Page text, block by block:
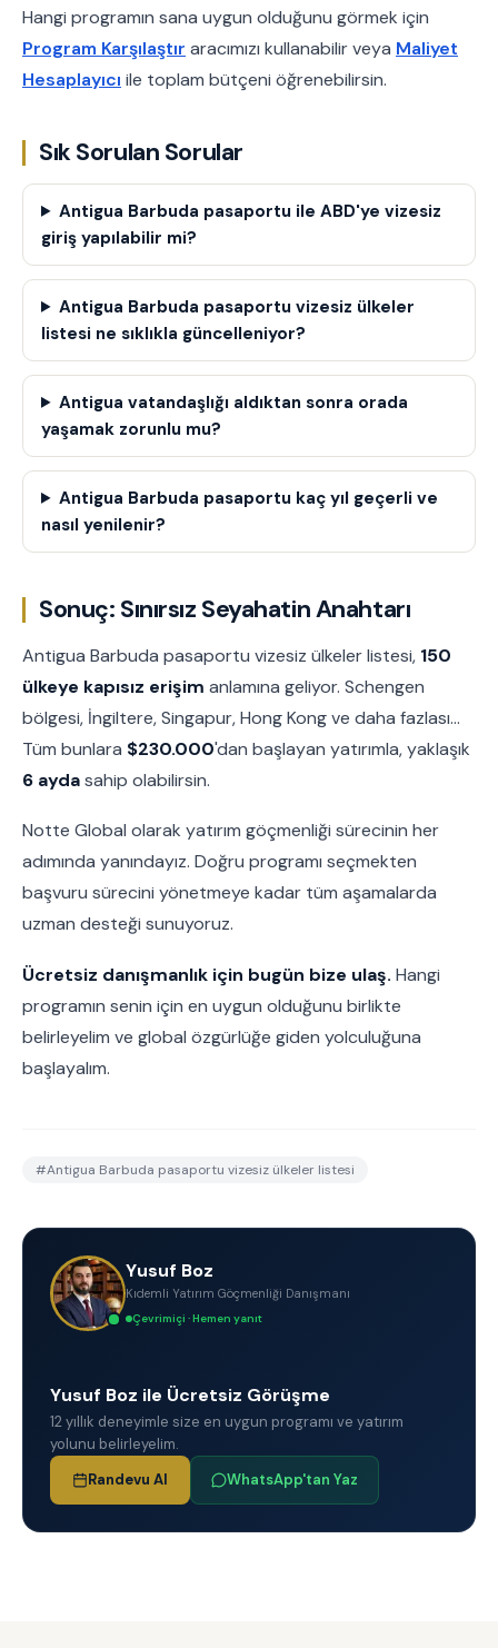
Hangi programın sana uygun olduğunu görmek için
Program Karşılaştır aracımızı kullanabilir veya Maliyet
Hesaplayıcı ile toplam bütçeni öğrenebilirsin.
Sık Sorulan Sorular
Antigua Barbuda pasaportu ile ABD'ye vizesiz
giriş yapılabilir mi?
Antigua Barbuda pasaportu vizesiz ülkeler
listesi ne sıklıkla güncelleniyor?
Antigua vatandaşlığı aldıktan sonra orada
yaşamak zorunlu mu?
Antigua Barbuda pasaportu kaç yıl geçerli ve
nasıl yenilenir?
Sonuç: Sınırsız Seyahatin Anahtarı
Antigua Barbuda pasaportu vizesiz ülkeler listesi, 150
ülkeye kapısız erişim anlamına geliyor. Schengen
bölgesi, İngiltere, Singapur, Hong Kong ve daha fazlası...
Tüm bunlara $230.000'dan başlayan yatırımla, yaklaşık
6 aydasahip olabilirsin.
Notte Global olarak yatırım göçmenliği sürecinin her
adımında yanındayız. Doğru programı seçmekten
başvuru sürecini yönetmeye kadar tüm aşamalarda
uzman desteği sunuyoruz.
Ücretsiz danışmanlık için bugün bize ulaş. Hangi
programın senin için en uygun olduğunu birlikte
belirleyelim ve global özgürlüğe giden yolculuğuna
başlayalım.
#Antigua Barbuda pasaportu vizesiz ülkeler listesi
Yusuf Boz
Kıdemli Yatırım Göçmenliği Danışmanı
Çevrimiçi · Hemen yanıt
Yusuf Boz ile Ücretsiz Görüşme
12 yıllık deneyimle size en uygun programı ve yatırım
yolunu belirleyelim.
Randevu Al
WhatsApp'tan Yaz